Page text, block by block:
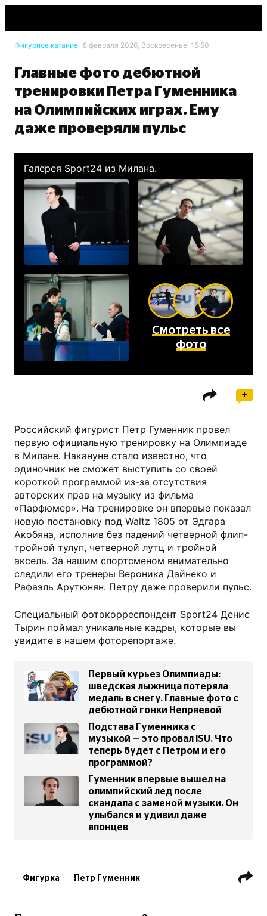
Фигурное катание 8 февраля 2026, Воскресенье, 15:50
Главные фото дебютной
тренировки Петра Гуменника
на Олимпийских играх. Ему
даже проверяли пульс
Галерея Sport24 из Милана.
Смотреть все
фото
Российский фигурист Петр Гуменник провел
первую официальную тренировку на Олимпиаде
в Милане. Накануне стало известно, что
одиночник не сможет выступить со своей
короткой программой из-за отсутствия
авторских прав на музыку из фильма
«Парфюмер». На тренировке он впервые показал
новую постановку под Waltz 1805 от Эдгара
Акобяна, исполнив без падений четверной флип-
тройной тулуп, четверной лутц и тройной
аксель. За нашим спортсменом внимательно
следили его тренеры Вероника Дайнеко и
Рафаэль Арутюнян. Петру даже проверили пульс.
Специальный фотокорреспондент Sport24 Денис
Тырин поймал уникальные кадры, которые вы
увидите в нашем фоторепортаже.
Первый курьез Олимпиады:
шведская лыжница потеряла
медаль в снегу. Главные фото с
дебютной гонки Непряевой
Подстава Гуменника с
музыкой — это провал ISU. Что
теперь будет с Петром и его
программой?
Гуменник впервые вышел на
олимпийский лед после
скандала с заменой музыки. Он
улыбался и удивил даже
японцев
Фигурка Петр Гуменник